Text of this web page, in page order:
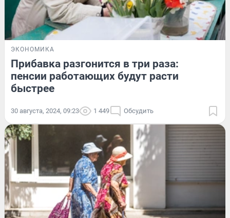
ЭКОНОМИКА
Прибавка разгонится в три раза:
пенсии работающих будут расти
быстрее
30 августа, 2024, 09:23 1 449 Обсудить